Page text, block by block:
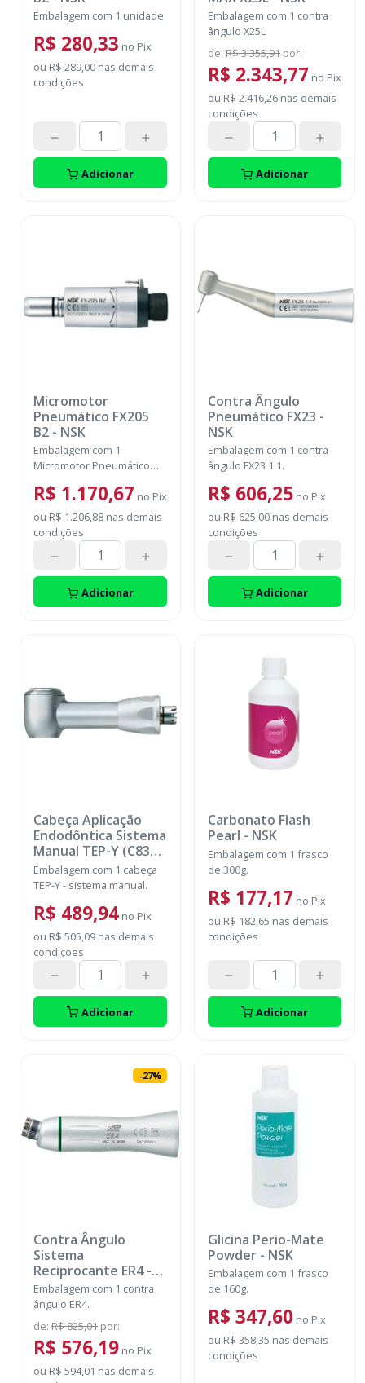
Embalagem com 1 unidade
R$ 280,33 no Pix
ou R$ 289,00 nas demais
condições
Adicionar
Embalagem com 1 contra
ângulo X25L
de: R$ 3.355,91 por:
R$ 2.343,77 no Pix
ou R$ 2.416,26 nas demais
condições
Adicionar
Micromotor
Pneumático FX205
B2 - NSK
Embalagem com 1
Micromotor Pneumático
R$ 1.170,67 no Pix
ou R$ 1.206,88 nas demais
condições
Adicionar
Contra Ângulo
Pneumático FX23 -
NSK
Embalagem com 1 contra
ângulo FX23 1:1.
R$ 606,25 no Pix
ou R$ 625,00 nas demais
condições
Adicionar
Cabeça Aplicação
Endodôntica Sistema
Manual TEP-Y (C837)
-NSK
Embalagem com 1 cabeça
TEP-Y - sistema manual.
R$ 489,94 no Pix
ou R$ 505,09 nas demais
condições
Adicionar
Carbonato Flash
Pearl - NSK
Embalagem com 1 frasco
de 300g.
R$ 177,17 no Pix
ou R$ 182,65 nas demais
condições
Adicionar
-27%
Contra Ângulo
Sistema
Reciprocante ER4 -
C634-NSK
Embalagem com 1 contra
ângulo ER4.
de: R$ 825,01 por:
R$ 576,19 no Pix
ou R$ 594,01 nas demais
Glicina Perio-Mate
Powder - NSK
Embalagem com 1 frasco
de 160g.
R$ 347,60 no Pix
ou R$ 358,35 nas demais
condições